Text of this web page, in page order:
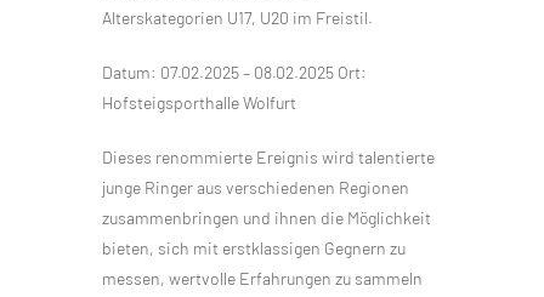
Alterskategorien U17, U20 im Freistil.
Datum: 07.02.2025 – 08.02.2025 Ort:
Hofsteigsporthalle Wolfurt
Dieses renommierte Ereignis wird talentierte
junge Ringer aus verschiedenen Regionen
zusammenbringen und ihnen die Möglichkeit
bieten, sich mit erstklassigen Gegnern zu
messen, wertvolle Erfahrungen zu sammeln